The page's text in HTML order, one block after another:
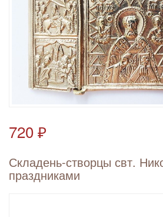
720 ₽
Складень-створцы свт.
праздниками